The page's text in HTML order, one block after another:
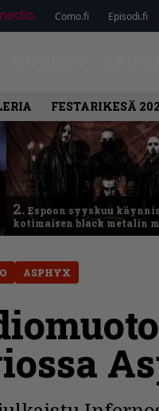
Como.fi Episodi.fi
FESTARIKESÄ
2. Espoon syyskuu
kotimaisen black metalin
ASPHYX